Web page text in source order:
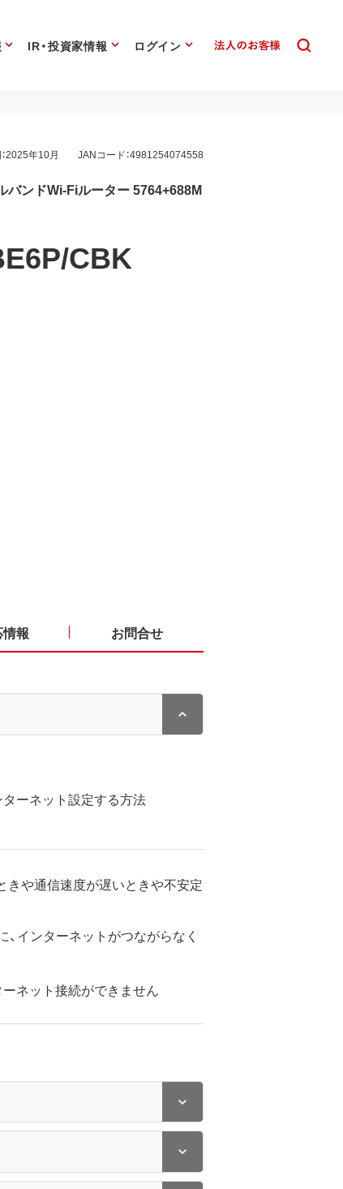
IR・投資家情報 ログイン
2025年10月 JANコード：4981254074558
バンドWi-Fiルーター 5764+688M
CBK
報 お問合せ
ターネット設定する方法
きや通信速度が遅いときや不安定
インターネットがつながらなく
ネット接続ができません